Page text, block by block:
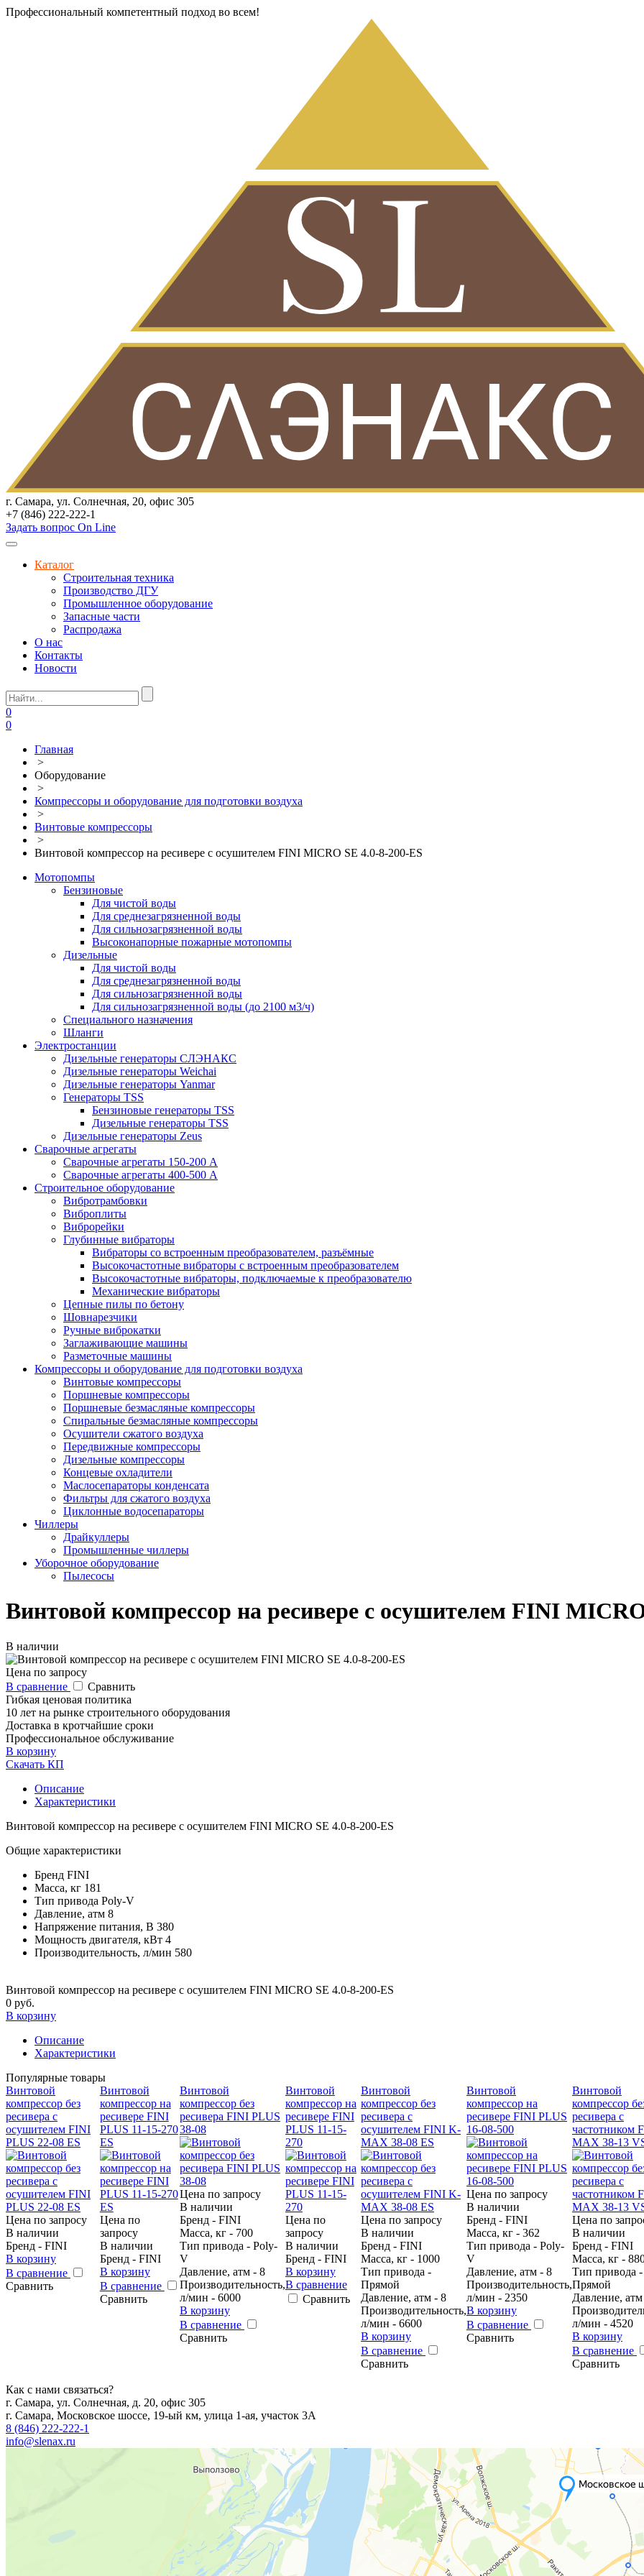
Профессиональный компетентный подход во всем!
г. Самара, ул. Солнечная, 20, офис 305
+7 (846) 222-222-1
Задать вопрос On Line
Каталог
Строительная техника
Производство ДГУ
Промышленное оборудование
Запасные части
Распродажа
О нас
Контакты
Новости
0
0
Главная
>
Оборудование
>
Компрессоры и оборудование для подготовки воздуха
>
Винтовые компрессоры
>
Винтовой компрессор на ресивере с осушителем FINI MICRO SE 4.0-8-200-ES
Мотопомпы
Бензиновые
Для чистой воды
Для среднезагрязненной воды
Для сильнозагрязненной воды
Высоконапорные пожарные мотопомпы
Дизельные
Для чистой воды
Для среднезагрязненной воды
Для сильнозагрязненной воды
Для сильнозагрязненной воды (до 2100 м3/ч)
Специального назначения
Шланги
Электростанции
Дизельные генераторы СЛЭНАКС
Дизельные генераторы Weichai
Дизельные генераторы Yanmar
Генераторы TSS
Бензиновые генераторы TSS
Дизельные генераторы TSS
Дизельные генераторы Zeus
Сварочные агрегаты
Сварочные агрегаты 150-200 А
Сварочные агрегаты 400-500 А
Строительное оборудование
Вибротрамбовки
Виброплиты
Виброрейки
Глубинные вибраторы
Вибраторы со встроенным преобразователем, разъёмные
Высокочастотные вибраторы с встроенным преобразователем
Высокочастотные вибраторы, подключаемые к преобразователю
Механические вибраторы
Цепные пилы по бетону
Шовнарезчики
Ручные виброкатки
Заглаживающие машины
Разметочные машины
Компрессоры и оборудование для подготовки воздуха
Винтовые компрессоры
Поршневые компрессоры
Поршневые безмасляные компрессоры
Спиральные безмасляные компрессоры
Осушители сжатого воздуха
Передвижные компрессоры
Дизельные компрессоры
Концевые охладители
Маслосепараторы конденсата
Фильтры для сжатого воздуха
Циклонные водосепараторы
Чиллеры
Драйкуллеры
Промышленные чиллеры
Уборочное оборудование
Пылесосы
Винтовой компрессор на ресивере с осушителем FINI
В наличии
Цена по запросу
В сравнение
Сравнить
Гибкая ценовая политика
10 лет на рынке строительного оборудования
Доставка в кротчайшие сроки
Профессиональное обслуживание
В корзину
Скачать КП
Описание
Характеристики
Винтовой компрессор на ресивере с осушителем FINI MICRO SE 4.0-8-200-ES
Общие характеристики
Бренд FINI
Масса, кг 181
Тип привода Poly-V
Давление, атм 8
Напряжение питания, В 380
Мощность двигателя, кВт 4
Производительность, л/мин 580
Винтовой компрессор на ресивере с осушителем FINI MICRO SE 4.0-8-200-ES
0 руб.
В корзину
Описание
Характеристики
Популярные товары
Винтовой
компрессор без
ресивера с
осушителем FINI
PLUS 22-08 ES
Цена по запросу
В наличии
Бренд - FINI
В корзину
В сравнение
Сравнить
Винтовой
компрессор на
ресивере FINI
PLUS 11-15-270
ES
Цена по
запросу
В наличии
Бренд - FINI
В корзину
В сравнение
Сравнить
Винтовой
компрессор без
ресивера FINI PLUS
38-08
Цена по запросу
В наличии
Бренд - FINI
Масса, кг - 700
Тип привода - Poly-
V
Давление, атм - 8
Производительность,
л/мин - 6000
В корзину
В сравнение
Сравнить
Винтовой
компрессор на
ресивере FINI
PLUS 11-15-
270
Цена по
запросу
В наличии
Бренд - FINI
В корзину
В сравнение
Сравнить
Винтовой
компрессор без
ресивера с
осушителем FINI K-
MAX 38-08 ES
Цена по запросу
В наличии
Бренд - FINI
Масса, кг - 1000
Тип привода -
Прямой
Давление, атм - 8
Производительность,
л/мин - 6600
В корзину
В сравнение
Сравнить
Винтовой
компрессор на
ресивере FINI PLUS
16-08-500
Цена по запросу
В наличии
Бренд - FINI
Масса, кг - 362
Тип привода - Poly-
V
Давление, атм - 8
Производительность,
л/мин - 2350
В корзину
В сравнение
Сравнить
Винтовой
компрессор
ресивера с
частотником
MAX 38-13
Цена по
В наличии
Бренд - FINI
Масса, кг -
Тип привода -
Прямой
Давление,
л/мин - 4520
В корзину
В сравнение
Сравнить
Как с нами связаться?
г. Самара, ул. Солнечная, д. 20, офис 305
г. Самара, Московское шоссе, 19-ый км, улица 1-ая, участок 3А
8 (846) 222-222-1
info@slenax.ru